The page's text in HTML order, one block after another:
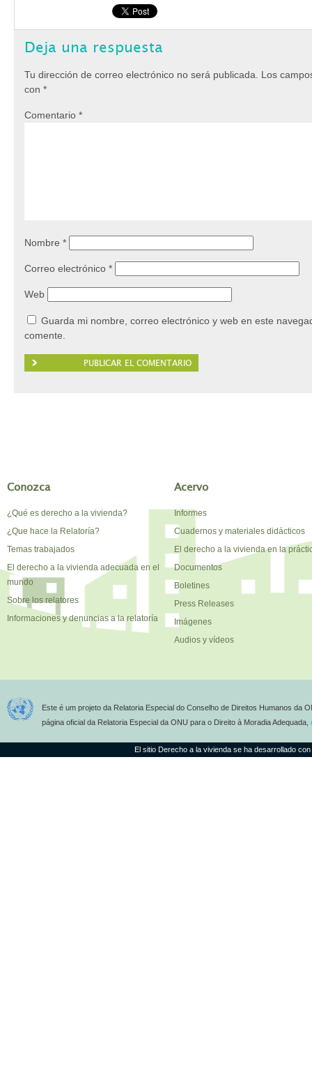
Deja una respuesta
Tu dirección de correo electrónico no será publicada.
Los
con *
Comentario *
Nombre *
Correo electrónico *
Web
Guarda mi nombre, correo electrónico y web en este
comente.
Conozca
¿Qué es derecho a la vivienda?
¿Que hace la Relatoría?
Temas trabajados
El derecho a la vivienda adecuada en el
mundo
Sobre los relatores
Informaciones y denuncias a la relatoría
Acervo
Informes
Cuadernos y materiales didácticos
El derecho a la vivienda en la
Documentos
Boletines
Press Releases
Imágenes
Audios y vídeos
Este é um projeto da Relatoria Especial do Conselho de Direitos Humanos da
página oficial da Relatoria Especial da ONU para o Direito à Moradia Adequada,
El sitio Derecho a la vivienda se ha desarrollado